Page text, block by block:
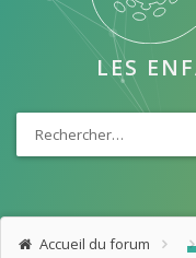
LES
Accueil du forum